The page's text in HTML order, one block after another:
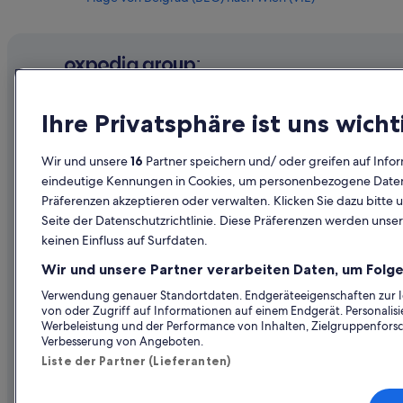
Flüge von Paris (BVA) nach Wien (VIE)
Flüge von Caen (CFR) nach Wien (VIE)
Flüge von Canouan Island (CIW) nach Wien (VIE)
Flüge von Cluj-Napoca (CLJ) nach Wien (VIE)
Flüge von Colorado Springs (COS) nach Wien (VIE)
Flüge von Charleroi (CRL) nach Wien (VIE)
Flüge von Cincinnati (CVG) nach Wien (VIE)
Flüge von Debrecen (DEB) nach Wien (VIE)
Flüge von Des Moines (DSM) nach Wien (VIE)
Unternehmen
Unterkunft registrieren
Partnerschaften
Erkunden
Reiseführer
Alle
Ihre Privatsphäre ist uns
Wir und unsere16 Partner speichern und/ oder greifen auf
eindeutige Kennungen in Cookies, um personenbezogene
Präferenzen akzeptieren oder verwalten. Klicken Sie dazu bitte
Seite der Datenschutzrichtlinie. Diese Präferenzen werden
keinen Einfluss auf Surfdaten.
Wir und unsere Partner verarbeiten Daten, um
Verwendung genauer Standortdaten. Endgeräteeigenschaften
von oder Zugriff auf Informationen auf einem Endgerät.
Werbeleistung und der Performance von Inhalten,
Verbesserung von Angeboten.
Liste der Partner (Lieferanten)